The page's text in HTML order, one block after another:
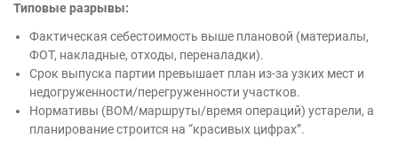
Типовые разрывы:
Фактическая себестоимость выше плановой (материалы,
ФОТ, накладные, отходы, переналадки).
Срок выпуска партии превышает план из-за узких мест и
недогруженности/перегруженности участков.
Нормативы (BOM/маршруты/время операций) устарели, а
планирование строится на “красивых цифрах”.